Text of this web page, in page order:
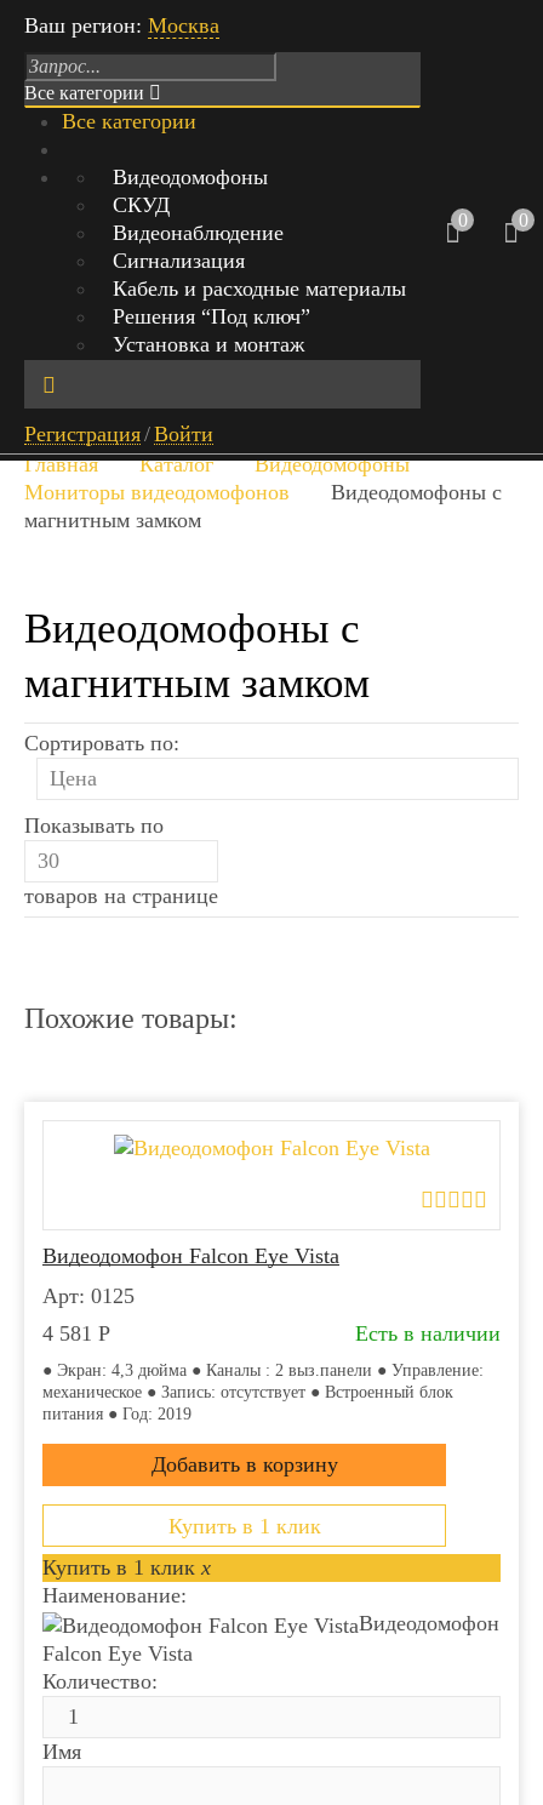
Ваш регион: Москва
Все категории
Все категории
Видеодомофоны
СКУД
Видеонаблюдение
Сигнализация
Кабель и расходные материалы
Решения “Под ключ”
Установка и монтаж
Найт
и
0 0
Регистрация/Войти
Режим работы: Пн-Вс с 9:00 до 21:00
г.Москва, Михайловский проезд,
д.1 стр.1, офис 429
0 руб.
+7 (999) 842-40-20
Главная Каталог
Видеодомофоны
Мониторы видеодомофонов
Видеодомофоны с
магнитным замком
Видеодомофоны с
магнитным замком
Сортировать по:
Показывать по
товаров на странице
Похожие товары:
Видеодомофон Falcon Eye Vista
Арт: 0125
4 581 Р Есть в наличии
● Экран: 4,3 дюйма ● Каналы : 2 выз.панели ● Управление:
механическое ● Запись: отсутствует ● Встроенный блок
питания ● Год: 2019
Купить в 1 клик
Купить в 1 клик x
Наименование:
Видеодомофон
Falcon Eye Vista
Количество:
Имя